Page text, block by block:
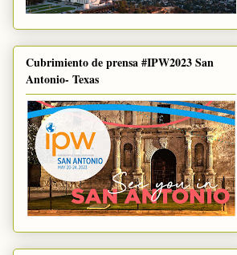
Cubrimiento de prensa #IPW2023 San
Antonio- Texas